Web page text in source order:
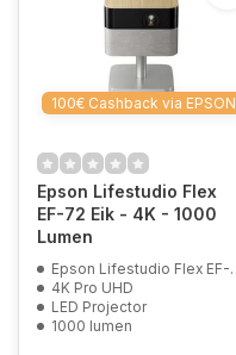
100€ Cashback via EPSON
Epson Lifestudio Flex
EF-72 Eik - 4K - 1000
Lumen
Epson Lifestudio Flex EF-72 Eik
4K Pro UHD
LED Projector
1000 lumen